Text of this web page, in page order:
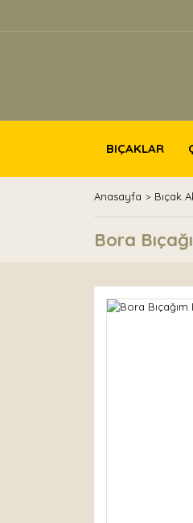
BIÇAKLAR
Anasayfa Bıçak
Bora